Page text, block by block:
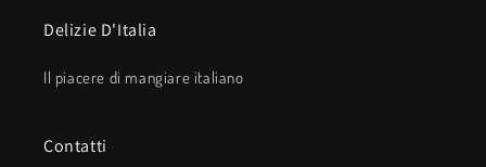
Delizie D'Italia
Il piacere di mangiare italiano
Contatti